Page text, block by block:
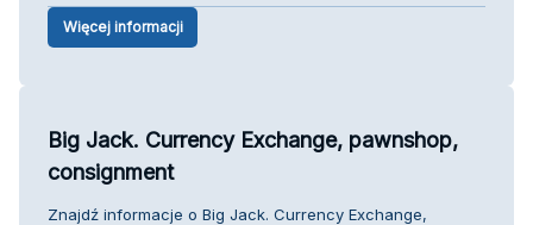
Więcej informacji
Big Jack. Currency Exchange, pawnshop,
consignment
Znajdź informacje o Big Jack. Currency Exchange,